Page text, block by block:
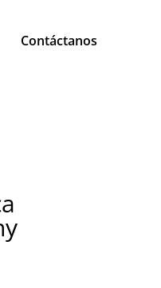
Contáctanos